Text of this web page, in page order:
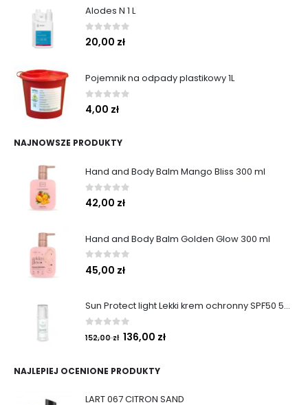
Alodes N 1 L
0out of 5
20,00 zł
Pojemnik na odpady plastikowy 1L
0out of 5
4,00 zł
NAJNOWSZE PRODUKTY
Hand and Body Balm Mango Bliss 300 ml
0out of 5
42,00 zł
Hand and Body Balm Golden Glow 300 ml
0out of 5
45,00 zł
Sun Protect light Lekki krem ochronny SPF50 50ml
out of 5
152,00zł 136,00 zł
NAJLEPIEJ OCENIONE PRODUKTY
LART 067 CITRON SAND